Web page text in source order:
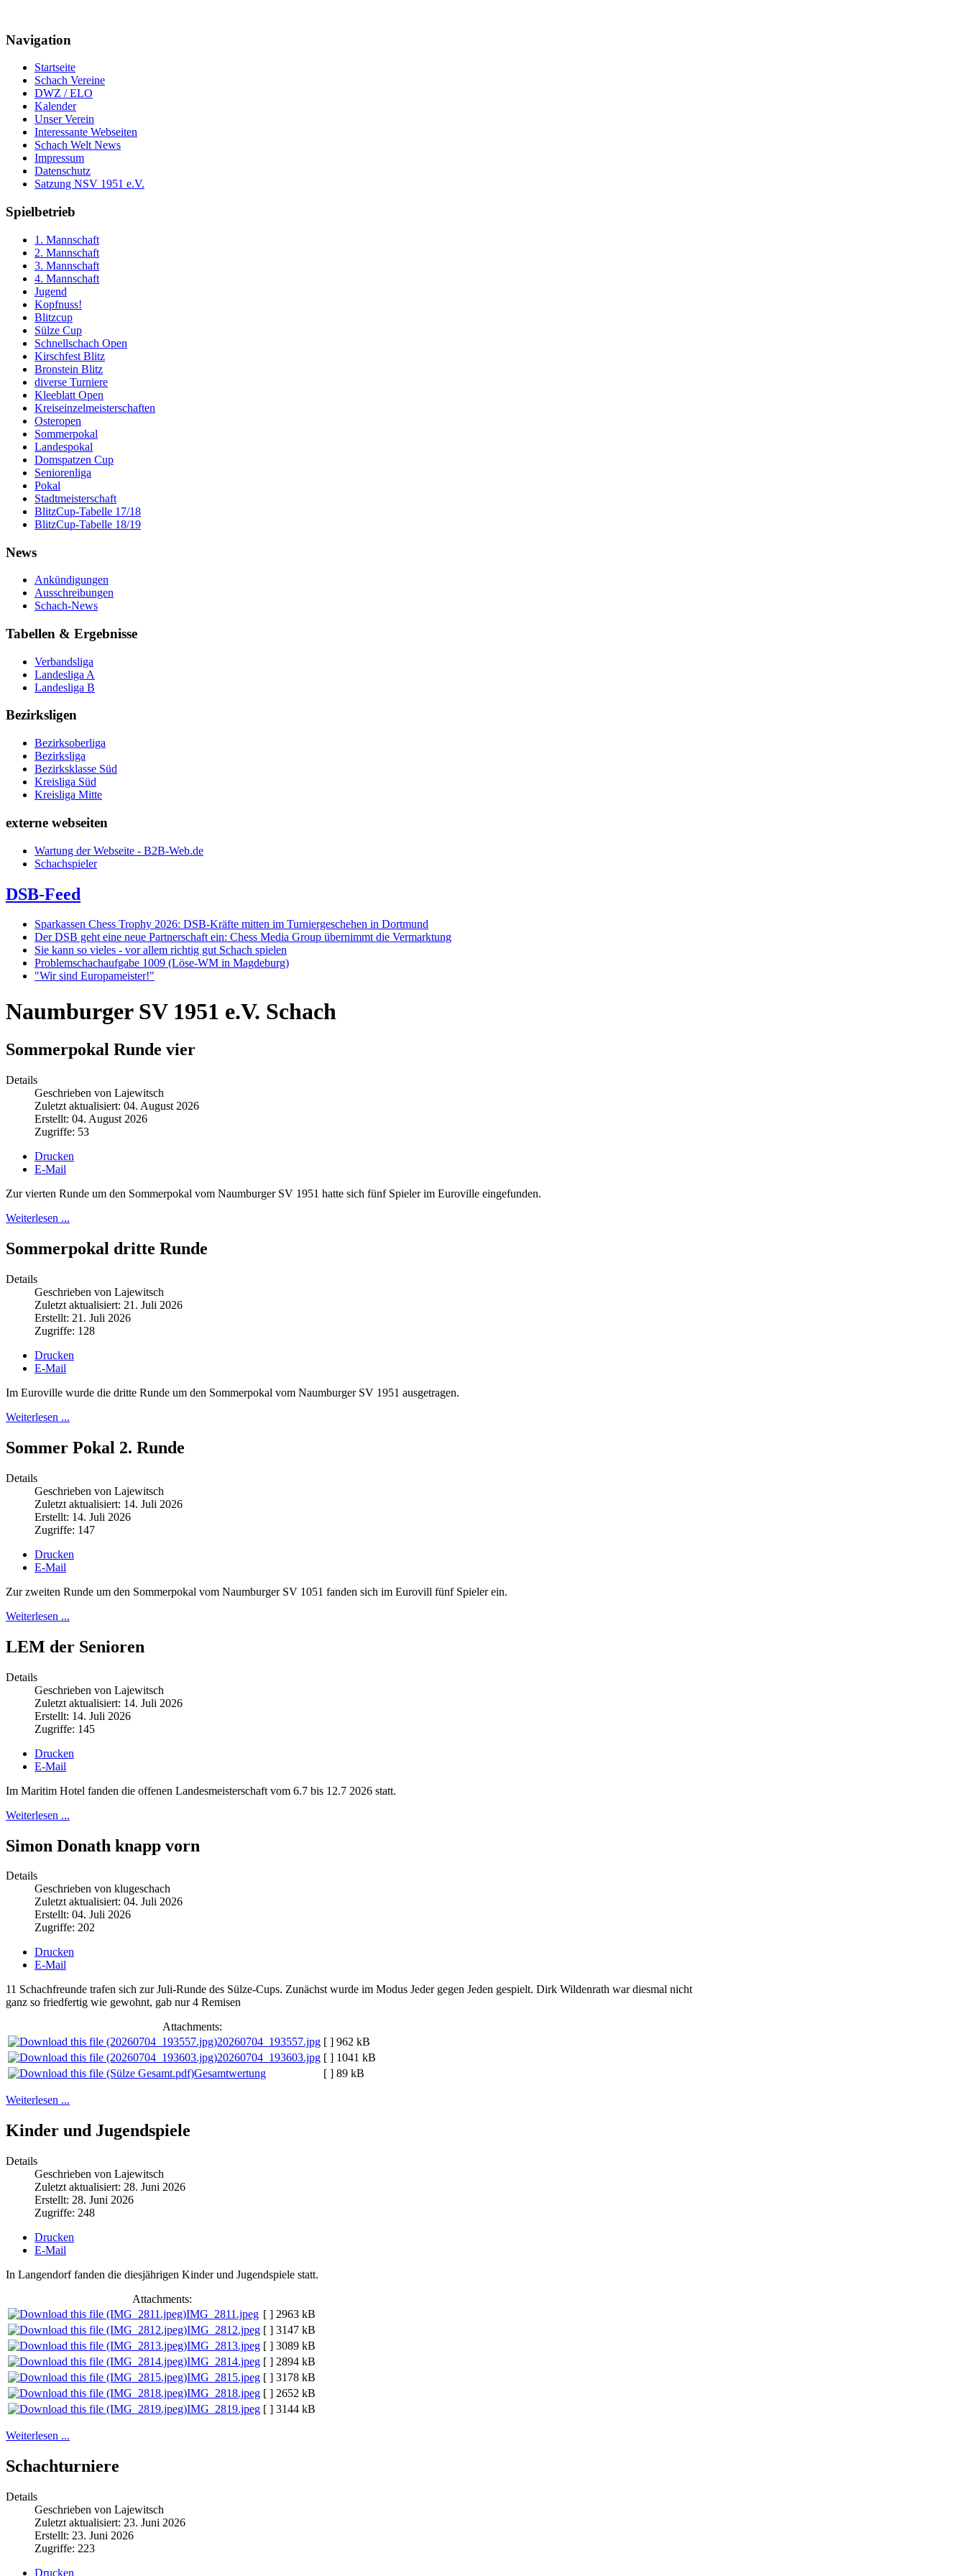
Navigation
Startseite
Schach Vereine
DWZ / ELO
Kalender
Unser Verein
Interessante Webseiten
Schach Welt News
Impressum
Datenschutz
Satzung NSV 1951 e.V.
Spielbetrieb
1. Mannschaft
2. Mannschaft
3. Mannschaft
4. Mannschaft
Jugend
Kopfnuss!
Blitzcup
Sülze Cup
Schnellschach Open
Kirschfest Blitz
Bronstein Blitz
diverse Turniere
Kleeblatt Open
Kreiseinzelmeisterschaften
Osteropen
Sommerpokal
Landespokal
Domspatzen Cup
Seniorenliga
Pokal
Stadtmeisterschaft
BlitzCup-Tabelle 17/18
BlitzCup-Tabelle 18/19
News
Ankündigungen
Ausschreibungen
Schach-News
Tabellen & Ergebnisse
Verbandsliga
Landesliga A
Landesliga B
Bezirksligen
Bezirksoberliga
Bezirksliga
Bezirksklasse Süd
Kreisliga Süd
Kreisliga Mitte
externe webseiten
Wartung der Webseite - B2B-Web.de
Schachspieler
DSB-Feed
Sparkassen Chess Trophy 2026: DSB-Kräfte mitten im Turniergeschehen in Dortmund
Der DSB geht eine neue Partnerschaft ein: Chess Media Group übernimmt die Vermarktung
Sie kann so vieles - vor allem richtig gut Schach spielen
Problemschachaufgabe 1009 (Löse-WM in Magdeburg)
"Wir sind Europameister!"
Naumburger SV 1951 e.V. Schach
Sommerpokal Runde vier
Details
Geschrieben von Lajewitsch
Zuletzt aktualisiert: 04. August 2026
Erstellt: 04. August 2026
Zugriffe: 53
Drucken
E-Mail
Zur vierten Runde um den Sommerpokal vom Naumburger SV 1951 hatte sich fünf Spieler im Euroville eingefunden.
Weiterlesen ...
Sommerpokal dritte Runde
Details
Geschrieben von Lajewitsch
Zuletzt aktualisiert: 21. Juli 2026
Erstellt: 21. Juli 2026
Zugriffe: 128
Drucken
E-Mail
Im Euroville wurde die dritte Runde um den Sommerpokal vom Naumburger SV 1951 ausgetragen.
Weiterlesen ...
Sommer Pokal 2. Runde
Details
Geschrieben von Lajewitsch
Zuletzt aktualisiert: 14. Juli 2026
Erstellt: 14. Juli 2026
Zugriffe: 147
Drucken
E-Mail
Zur zweiten Runde um den Sommerpokal vom Naumburger SV 1051 fanden sich im Eurovill fünf Spieler ein.
Weiterlesen ...
LEM der Senioren
Details
Geschrieben von Lajewitsch
Zuletzt aktualisiert: 14. Juli 2026
Erstellt: 14. Juli 2026
Zugriffe: 145
Drucken
E-Mail
Im Maritim Hotel fanden die offenen Landesmeisterschaft vom 6.7 bis 12.7 2026 statt.
Weiterlesen ...
Simon Donath knapp vorn
Details
Geschrieben von klugeschach
Zuletzt aktualisiert: 04. Juli 2026
Erstellt: 04. Juli 2026
Zugriffe: 202
Drucken
E-Mail
11 Schachfreunde trafen sich zur Juli-Runde des Sülze-Cups. Zunächst wurde im Modus Jeder gegen Jeden gespielt. Dirk Wildenrath war diesmal nicht
ganz so friedfertig wie gewohnt, gab nur 4 Remisen
Attachments:
20260704_193557.jpg [ ] 962 kB
20260704_193603.jpg [ ] 1041 kB
Gesamtwertung
[ ] 89 kB
Weiterlesen ...
Kinder und Jugendspiele
Details
Geschrieben von Lajewitsch
Zuletzt aktualisiert: 28. Juni 2026
Erstellt: 28. Juni 2026
Zugriffe: 248
Drucken
E-Mail
In Langendorf fanden die diesjährigen Kinder und Jugendspiele statt.
Attachments:
IMG_2811.jpeg [ ] 2963 kB
IMG_2812.jpeg [ ] 3147 kB
IMG_2813.jpeg [ ] 3089 kB
IMG_2814.jpeg [ ] 2894 kB
IMG_2815.jpeg [ ] 3178 kB
IMG_2818.jpeg [ ] 2652 kB
IMG_2819.jpeg [ ] 3144 kB
Weiterlesen ...
Schachturniere
Details
Geschrieben von Lajewitsch
Zuletzt aktualisiert: 23. Juni 2026
Erstellt: 23. Juni 2026
Zugriffe: 223
Drucken